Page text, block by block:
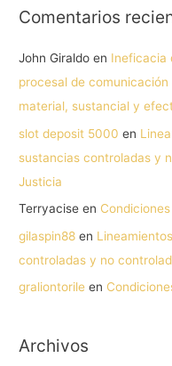
Comentarios
John Giraldo en Ineficacia
procesal de
material, sustancial y
slot deposit 5000 en
sustancias controladas y
Justicia
Terryacise en
gilaspin88 en
controladas y no
graliontorile en
Archivos